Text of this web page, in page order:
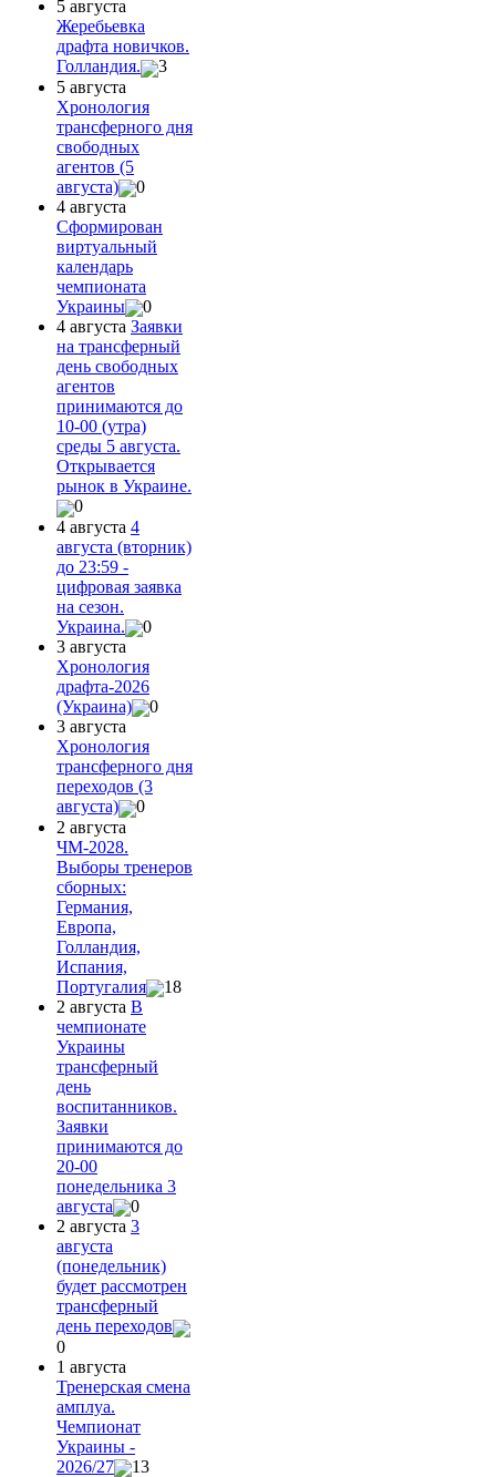
5 августа
Жеребьевка
драфта новичков.
Голландия.
3
5 августа
Хронология
трансферного дня
свободных
агентов (5
августа)
0
4 августа
Сформирован
виртуальный
календарь
чемпионата
Украины
0
4 августа Заявки
на трансферный
день свободных
агентов
принимаются до
10-00 (утра)
среды 5 августа.
Открывается
рынок в Украине.
0
4 августа 4
августа (вторник)
до 23:59 -
цифровая заявка
на сезон.
Украина.
0
3 августа
Хронология
драфта-2026
(Украина)
0
3 августа
Хронология
трансферного дня
переходов (3
августа)
0
2 августа
ЧМ-2028.
Выборы тренеров
сборных:
Германия,
Европа,
Голландия,
Испания,
Португалия
18
2 августа В
чемпионате
Украины
трансферный
день
воспитанников.
Заявки
принимаются до
20-00
понедельника 3
августа
0
2 августа 3
августа
(понедельник)
будет рассмотрен
трансферный
день переходов
0
1 августа
Тренерская смена
амплуа.
Чемпионат
Украины -
2026/27
13